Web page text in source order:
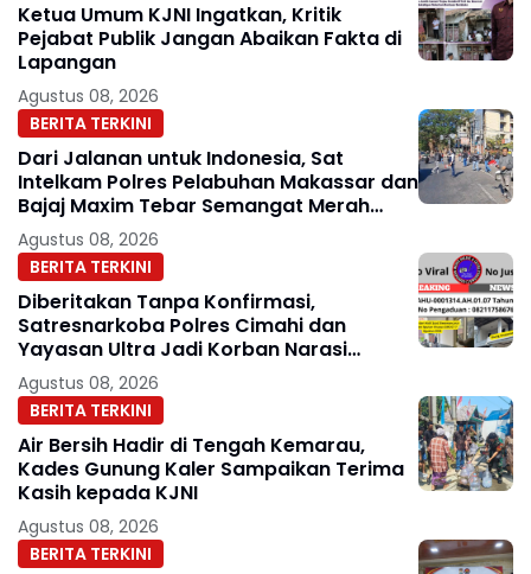
Ketua Umum KJNI Ingatkan, Kritik
Pejabat Publik Jangan Abaikan Fakta di
Lapangan
Agustus 08, 2026
BERITA TERKINI
Dari Jalanan untuk Indonesia, Sat
Intelkam Polres Pelabuhan Makassar dan
Bajaj Maxim Tebar Semangat Merah
Putih
Agustus 08, 2026
BERITA TERKINI
Diberitakan Tanpa Konfirmasi,
Satresnarkoba Polres Cimahi dan
Yayasan Ultra Jadi Korban Narasi
Sepihak
Agustus 08, 2026
BERITA TERKINI
Air Bersih Hadir di Tengah Kemarau,
Kades Gunung Kaler Sampaikan Terima
Kasih kepada KJNI
Agustus 08, 2026
BERITA TERKINI